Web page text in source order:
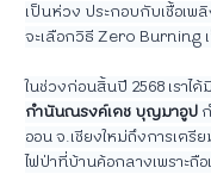
เป็นห่วง ประกอบกับเชื้อเพ
จะเลือกวิธี Zero Burning
ในช่วงก่อนสิ้นปี 2568 เราไ
กำนันณรงค์เดช บุญมาอูป
ออน จ.เชียงใหม่ถึงการเต
ไฟป่าที่บ้านค้อกลางเพราะถื